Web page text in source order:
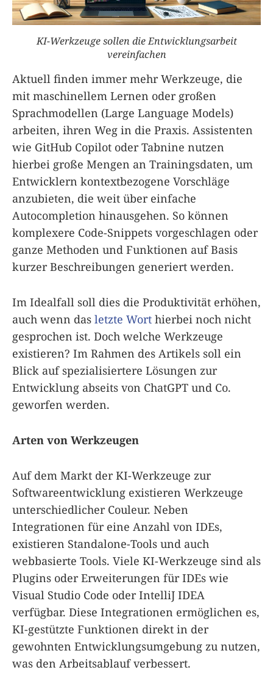
KI-Werkzeuge sollen die Entwicklungsarbeit
vereinfachen
Aktuell finden immer mehr Werkzeuge, die
mit maschinellem Lernen oder großen
Sprachmodellen (Large Language Models)
arbeiten, ihren Weg in die Praxis. Assistenten
wie GitHub Copilot oder Tabnine nutzen
hierbei große Mengen an Trainingsdaten, um
Entwicklern kontextbezogene Vorschläge
anzubieten, die weit über einfache
Autocompletion hinausgehen. So können
komplexere Code-Snippets vorgeschlagen oder
ganze Methoden und Funktionen auf Basis
kurzer Beschreibungen generiert werden.
Im Idealfall soll dies die Produktivität erhöhen,
auch wenn das letzte Wort hierbei noch nicht
gesprochen ist. Doch welche Werkzeuge
existieren? Im Rahmen des Artikels soll ein
Blick auf spezialisiertere Lösungen zur
Entwicklung abseits von ChatGPT und Co.
geworfen werden.
Arten von Werkzeugen
Auf dem Markt der KI-Werkzeuge zur
Softwareentwicklung existieren Werkzeuge
unterschiedlicher Couleur. Neben
Integrationen für eine Anzahl von IDEs,
existieren Standalone-Tools und auch
webbasierte Tools. Viele KI-Werkzeuge sind als
Plugins oder Erweiterungen für IDEs wie
Visual Studio Code oder IntelliJ IDEA
verfügbar. Diese Integrationen ermöglichen es,
KI-gestützte Funktionen direkt in der
gewohnten Entwicklungsumgebung zu nutzen,
was den Arbeitsablauf verbessert.